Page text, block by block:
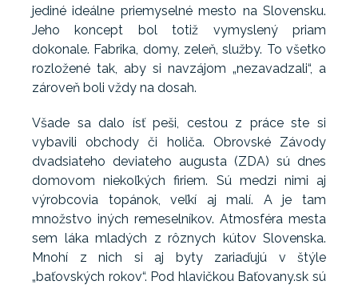
jediné ideálne priemyselné mesto na Slovensku.
Jeho koncept bol totiž vymyslený priam
dokonale. Fabrika, domy, zeleň, služby. To všetko
rozložené tak, aby si navzájom „nezavadzali“, a
zároveň boli vždy na dosah.
Všade sa dalo ísť peši, cestou z práce ste si
vybavili obchody či holiča. Obrovské Závody
dvadsiateho deviateho augusta (ZDA) sú dnes
domovom niekoľkých firiem. Sú medzi nimi aj
výrobcovia topánok, veľkí aj malí. A je tam
množstvo iných remeselníkov. Atmosféra mesta
sem láka mladých z rôznych kútov Slovenska.
Mnohí z nich si aj byty zariaďujú v štýle
„baťovských rokov“. Pod hlavičkou Baťovany.sk sú